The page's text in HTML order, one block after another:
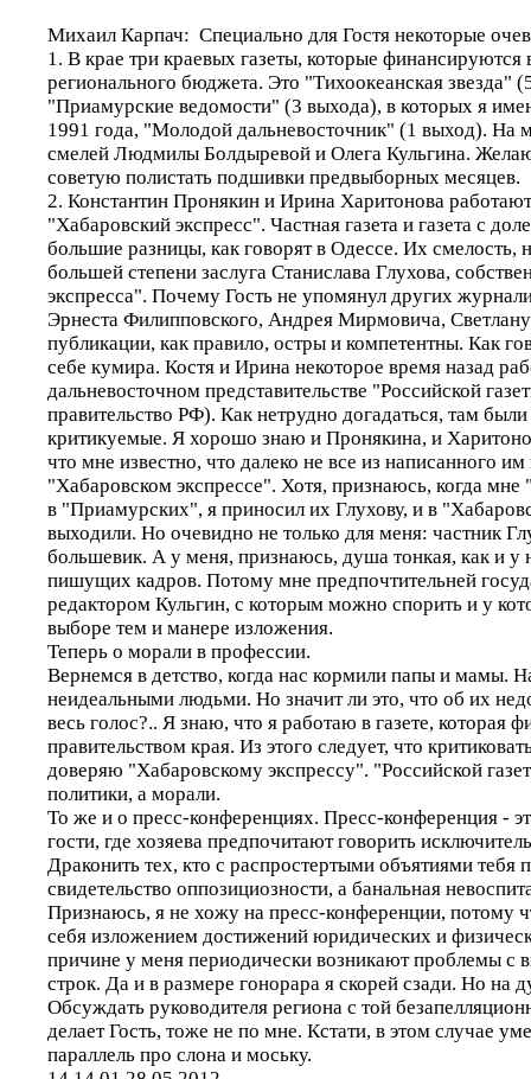
Михаил Карпач: Специально для Гостя некоторые
1. В крае три краевых газеты, которые финансируются
регионального бюджета. Это "Тихоокеанская звезда"
"Приамурские ведомости" (3 выхода), в которых я
1991 года, "Молодой дальневосточник" (1 выход). На
смелей Людмилы Болдыревой и Олега Кульгина.
советую полистать подшивки предвыборных месяцев.
2. Константин Пронякин и Ирина Харитонова работают
"Хабаровский экспресс". Частная газета и газета с
большие разницы, как говорят в Одессе. Их смелость,
большей степени заслуга Станислава Глухова,
экспресса". Почему Гость не упомянул других
Эрнеста Филипповского, Андрея Мирмовича,
публикации, как правило, остры и компетентны. Как
себе кумира. Костя и Ирина некоторое время назад
дальневосточном представительстве "Российской
правительство РФ). Как нетрудно догадаться, там
критикуемые. Я хорошо знаю и Пронякина, и
что мне известно, что далеко не все из написанного им
"Хабаровском экспрессе". Хотя, признаюсь, когда мне
в "Приамурских", я приносил их Глухову, и в
выходили. Но очевидно не только для меня: частник
большевик. А у меня, признаюсь, душа тонкая, как и у
пишущих кадров. Потому мне предпочтительней
редактором Кульгин, с которым можно спорить и у
выборе тем и манере изложения.
Теперь о морали в профессии.
Вернемся в детство, когда нас кормили папы и мамы.
неидеальными людьми. Но значит ли это, что об их
весь голос?.. Я знаю, что я работаю в газете, которая
правительством края. Из этого следует, что
доверяю "Хабаровскому экспрессу". "Российской
политики, а морали.
То же и о пресс-конференциях. Пресс-конференция -
гости, где хозяева предпочитают говорить
Драконить тех, кто с распростертыми объятиями тебя
свидетельство оппозициозности, а банальная
Признаюсь, я не хожу на пресс-конференции, потому
себя изложением достижений юридических и
причине у меня периодически возникают проблемы с
строк. Да и в размере гонорара я скорей сзади. Но на
Обсуждать руководителя региона с той
делает Гость, тоже не по мне. Кстати, в этом случае
параллель про слона и моську.